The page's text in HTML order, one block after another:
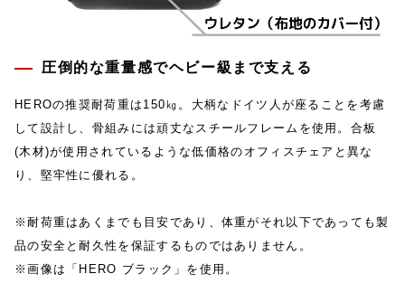
圧倒的な重量感でヘビー級まで支える
HEROの推奨耐荷重は150㎏。大柄なドイツ人が座ることを考慮
して設計し、骨組みには頑丈なスチールフレームを使用。合板
(木材)が使用されているような低価格のオフィスチェアと異な
り、堅牢性に優れる。
※耐荷重はあくまでも目安であり、体重がそれ以下であっても製
品の安全と耐久性を保証するものではありません。
※画像は「HERO ブラック」を使用。